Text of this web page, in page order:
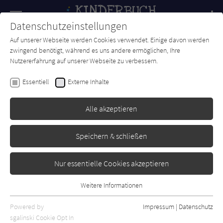
SUCHE Forum Charts Newsletter
Astrid Lindgren
Ferien auf Saltkrokan: Als
Tjorven einen Seehund bekam
Oetinger
Datenschutzeinstellungen
Auf unserer Webseite werden Cookies verwendet. Einige davon werden
zwingend benötigt, während es uns andere ermöglichen, Ihre
Nutzererfahrung auf unserer Webseite zu verbessern.
Essentiell Externe Inhalte
Alle akzeptieren
Speichern & schließen
Nur essentielle Cookies akzeptieren
Essentielle Cookies werden für grundlegende Funktionen der
Webseite benötigt. Dadurch ist gewährleistet, dass die Webseite
Weitere Informationen
Powered by
sgalinski Cookie Opt In
Impressum | Datenschutz